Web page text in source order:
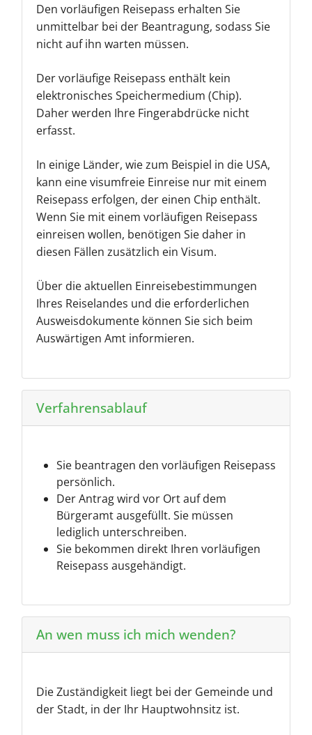
Den vorläufigen Reisepass erhalten Sie
unmittelbar bei der Beantragung, sodass Sie
nicht auf ihn warten müssen.
Der vorläufige Reisepass enthält kein
elektronisches Speichermedium (Chip).
Daher werden Ihre Fingerabdrücke nicht
erfasst.
In einige Länder, wie zum Beispiel in die USA,
kann eine visumfreie Einreise nur mit einem
Reisepass erfolgen, der einen Chip enthält.
Wenn Sie mit einem vorläufigen Reisepass
einreisen wollen, benötigen Sie daher in
diesen Fällen zusätzlich ein Visum.
Über die aktuellen Einreisebestimmungen
Ihres Reiselandes und die erforderlichen
Ausweisdokumente können Sie sich beim
Auswärtigen Amt informieren.
Verfahrensablauf
Sie beantragen den vorläufigen Reisepass
persönlich.
Der Antrag wird vor Ort auf dem
Bürgeramt ausgefüllt. Sie müssen
lediglich unterschreiben.
Sie bekommen direkt Ihren vorläufigen
Reisepass ausgehändigt.
An wen muss ich mich wenden?
Die Zuständigkeit liegt bei der Gemeinde und
der Stadt, in der Ihr Hauptwohnsitz ist.